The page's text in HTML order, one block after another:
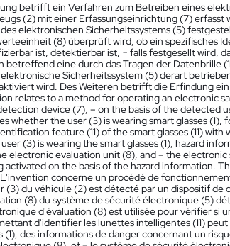
betrifft ein Verfahren zum Betreiben eines
(2) mit einer Erfassungseinrichtung (7)
elektronischen Sicherheitssystems (5)
(8) überprüft wird, ob ein spezifisches
ist, detektierbar ist, − falls festgesellt wird,
betreffend eine durch das Tragen der Datenbrille
Sicherheitssystem (5) derart
wird. Des Weiteren betrifft die Erfindung
relates to a method for operating an electronic
device (7), – on the basis of the
whether the user (3) is wearing smart glasses
feature (11) of the smart glasses (11)
(3) is wearing the smart glasses (1), hazard
electronic evaluation unit (8), and – the
on the basis of the hazard information.
L'invention concerne un procédé de
(3) du véhicule (2) est détecté par un dispositif
(8) du système de sécurité électronique (5)
d'évaluation (8) est utilisée pour vérifier si
d'identifier les lunettes intelligentes (11)
des informations de danger concernant un